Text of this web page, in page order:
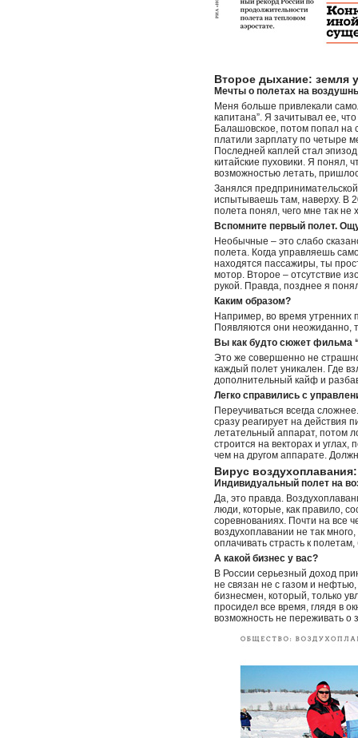
Второе дыхание: земля
Мечты о полетах на
Меня больше привлекали
капитана”. Я зачитывал ее,
Балашовское, потом попал на
платили зарплату по четыре
Последней каплей стал
китайские пуховики. Я понял,
возможностью летать,
Занялся
испытываешь там, наверху. В
полета понял, чего мне так не
Вспомните первый полет.
Необычные – это слабо
полета. Когда управляешь
находятся пассажиры, ты
мотор. Второе – отсутствие
рукой. Правда, позднее я
Каким образом?
Например, во время утренних
Появляются они неожиданно,
Вы как будто сюжет фильма
Это же совершенно не
каждый полет уникален. Где
дополнительный кайф и
Легко справились с
Переучиваться всегда
сразу реагирует на действия
летательный аппарат, потом
строится на векторах и
чем на другом аппарате.
Вирус
Индивидуальный полет на
Да, это правда.
люди, которые, как правило,
соревнованиях. Почти на все
воздухоплавании не так
оплачивать страсть к
А какой бизнес у вас?
В России серьезный доход
не связан не с газом и
бизнесмен, который, только
просидел все время, глядя в
возможность не переживать о